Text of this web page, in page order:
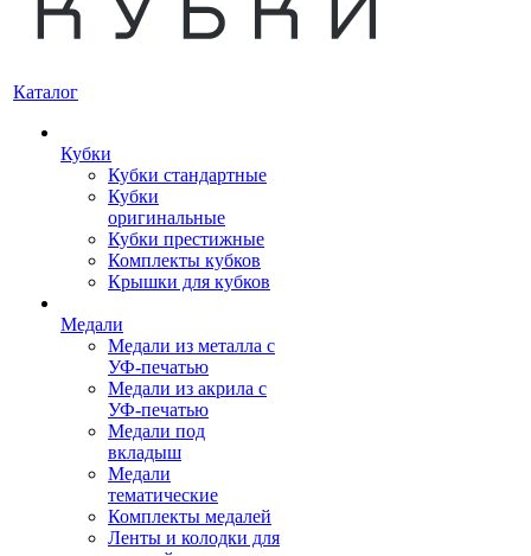
Каталог
Кубки
Кубки стандартные
Кубки
оригинальные
Кубки престижные
Комплекты кубков
Крышки для кубков
Медали
Медали из металла с
УФ-печатью
Медали из акрила с
УФ-печатью
Медали под
вкладыш
Медали
тематические
Комплекты медалей
Ленты и колодки для